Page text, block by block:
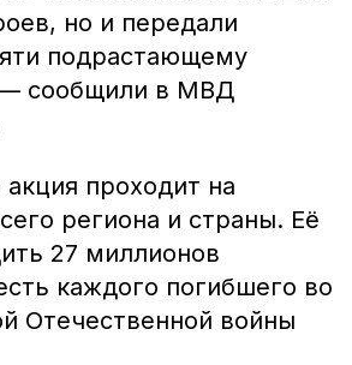
но и передали
подрастающему
сообщили в МВД
проходит на
региона и страны. Её
27 миллионов
каждого погибшего во
Отечественной войны